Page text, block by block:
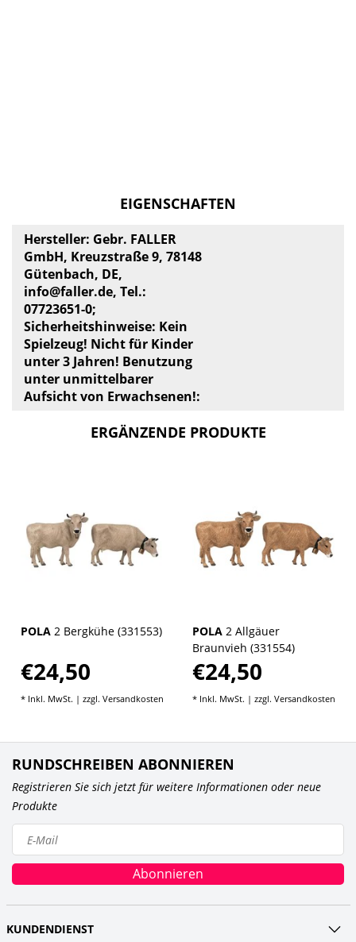
EIGENSCHAFTEN
Hersteller: Gebr. FALLER
GmbH, Kreuzstraße 9, 78148
Gütenbach, DE,
info@faller.de, Tel.:
07723651-0;
Sicherheitshinweise: Kein
Spielzeug! Nicht für Kinder
unter 3 Jahren! Benutzung
unter unmittelbarer
Aufsicht von Erwachsenen!:
ERGÄNZENDE PRODUKTE
POLA 2 Bergkühe (331553)
€24,50
* Inkl. MwSt. | zzgl. Versandkosten
POLA 2 Allgäuer
Braunvieh (331554)
€24,50
* Inkl. MwSt. | zzgl. Versandkosten
RUNDSCHREIBEN ABONNIEREN
Registrieren Sie sich jetzt für weitere Informationen oder neue
Produkte
Abonnieren
KUNDENDIENST